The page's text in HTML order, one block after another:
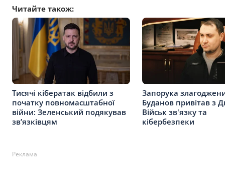
Читайте також:
Тисячі кібератак відбили з
початку повномасштабної
війни: Зеленський подякував
зв’язківцям
Запорука
Буданов привітав з
Військ зв'язку та
кібербезпеки
Реклама